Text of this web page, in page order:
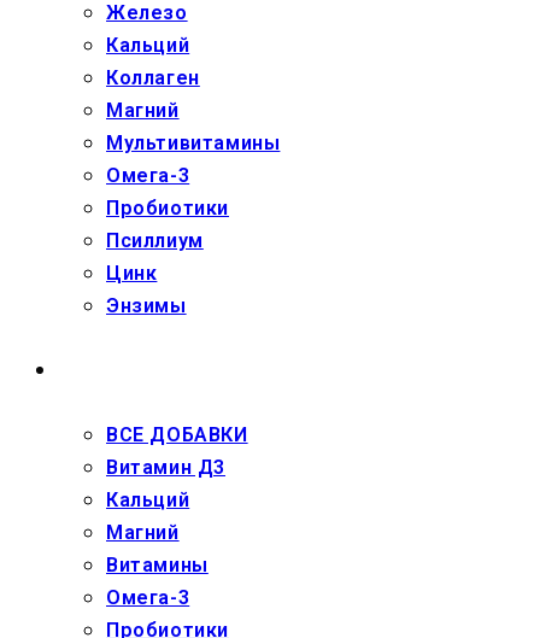
Железо
Кальций
Коллаген
Магний
Мультивитамины
Омега-3
Пробиотики
Псиллиум
Цинк
Энзимы
ВСЕ ДОБАВКИ
Витамин Д3
Кальций
Магний
Витамины
Омега-3
Пробиотики